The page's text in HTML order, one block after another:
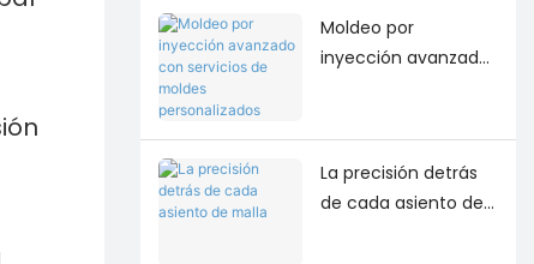
Moldeo por
inyección avanzado
personalizados
La precisión detrás
de cada asiento de